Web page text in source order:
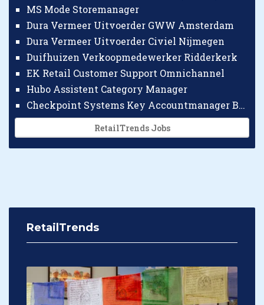
MS Mode Storemanager
Dura Vermeer Uitvoerder GWW Amsterdam
Dura Vermeer Uitvoerder Civiel Nijmegen
Duifhuizen Verkoopmedewerker Ridderkerk
EK Retail Customer Support Omnichannel
Hubo Assistent Category Manager
Checkpoint Systems Key Accountmanager Benelux
RetailTrends Jobs
RetailTrends